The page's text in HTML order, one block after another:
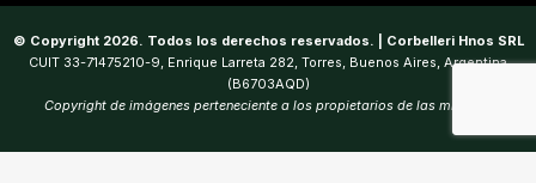
© Copyright 2026. Todos los derechos reservados. | Corbelleri Hnos SRL
CUIT 33-71475210-9, Enrique Larreta 282, Torres, Buenos Aires, Argentina
(B6703AQD)
Copyright de imágenes perteneciente a los propietarios de las mismas.